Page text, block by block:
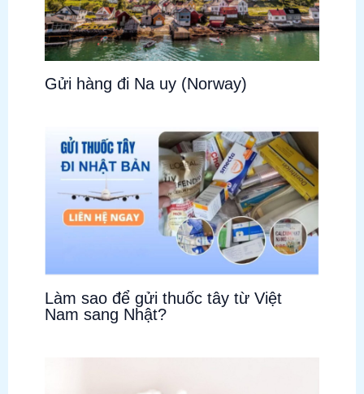
Gửi hàng đi Na uy (Norway)
Làm sao để gửi thuốc tây từ Việt
Nam sang Nhật?